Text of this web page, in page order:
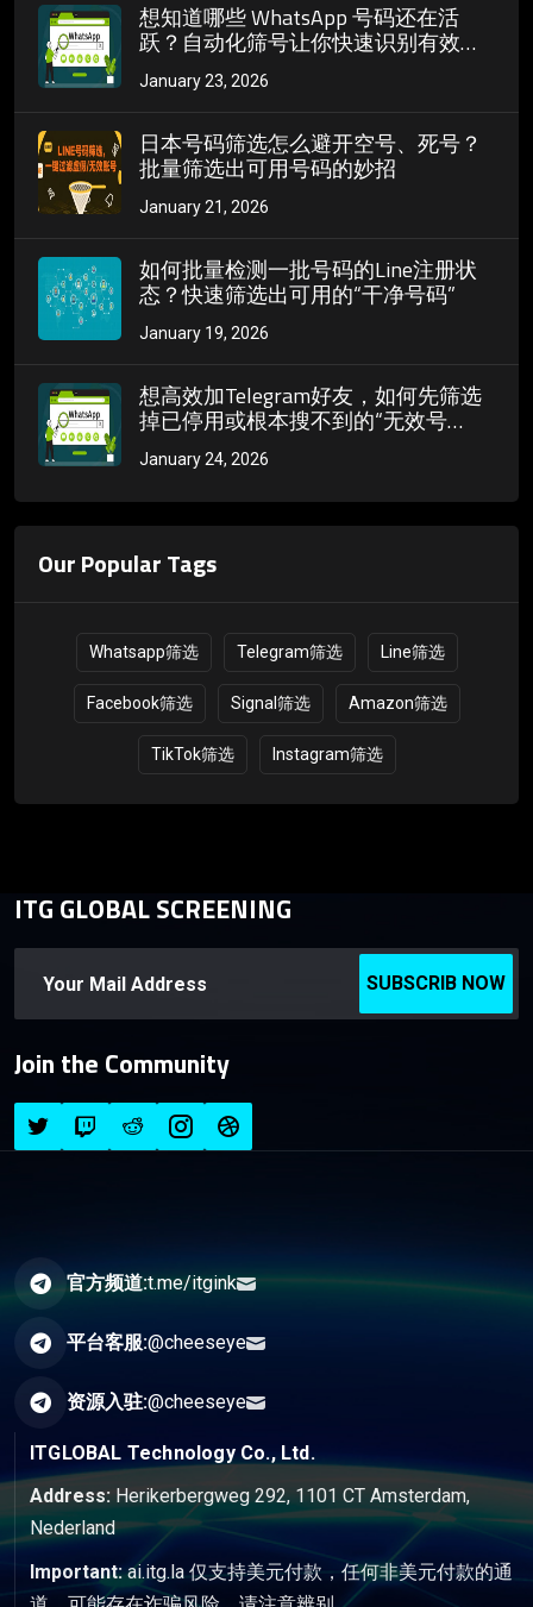
想知道哪些 WhatsApp 号码还在活
跃？自动化筛号让你快速识别有效用
户
January 23, 2026
日本号码筛选怎么避开空号、死号？
批量筛选出可用号码的妙招
January 21, 2026
如何批量检测一批号码的Line注册状
态？快速筛选出可用的“干净号码”
January 19, 2026
想高效加Telegram好友，如何先筛选
掉已停用或根本搜不到的“无效号
码”？
January 24, 2026
Our Popular Tags
Whatsapp筛选 Telegram筛选 Line筛选
Facebook筛选 Signal筛选 Amazon筛选
TikTok筛选 Instagram筛选
ITG GLOBAL SCREENING
SUBSCRIB NOW
Join the Community
官方频道:t.me/itgink
平台客服:@cheeseye
资源入驻:@cheeseye
ITGLOBAL Technology Co., Ltd.
Address: Herikerbergweg 292, 1101 CT Amsterdam,
Nederland
Important:ai.itg.la 仅支持美元付款，任何非美元付款的通